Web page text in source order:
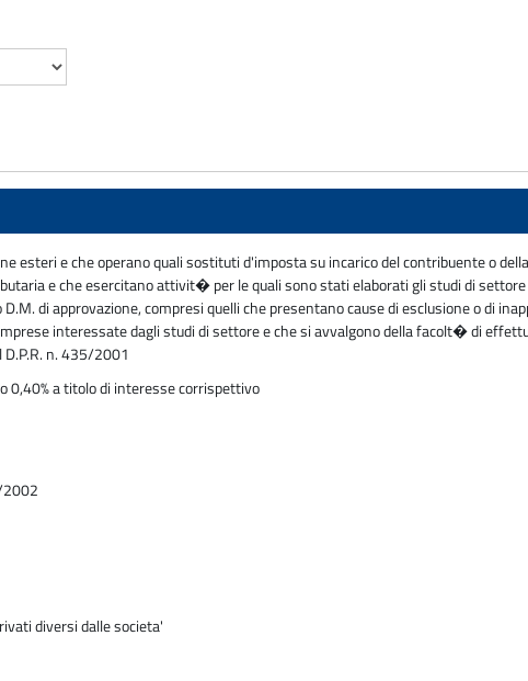
e che operano quali sostituti d'imposta su incarico del contribuente o
e che esercitano attivit� per le quali sono stati elaborati gli studi di settore
di approvazione, compresi quelli che presentano cause di esclusione o di
interessate dagli studi di settore e che si avvalgono della facolt� di
n. 435/2001
0,40% a titolo di interesse corrispettivo
2002
diversi dalle societa'